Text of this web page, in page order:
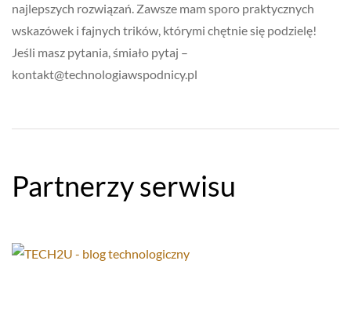
najlepszych rozwiązań. Zawsze mam sporo praktycznych
wskazówek i fajnych trików, którymi chętnie się podzielę!
Jeśli masz pytania, śmiało pytaj –
kontakt@technologiawspodnicy.pl
Partnerzy serwisu